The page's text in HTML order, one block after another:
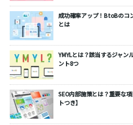
成功確率アップ！BtoBのコ
とは
YMYLとは？該当するジャン
ント8つ
SEO内部施策とは？重要な
トつき】